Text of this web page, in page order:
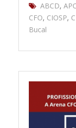
ABCD,
CFO, CIOSP,
Bucal